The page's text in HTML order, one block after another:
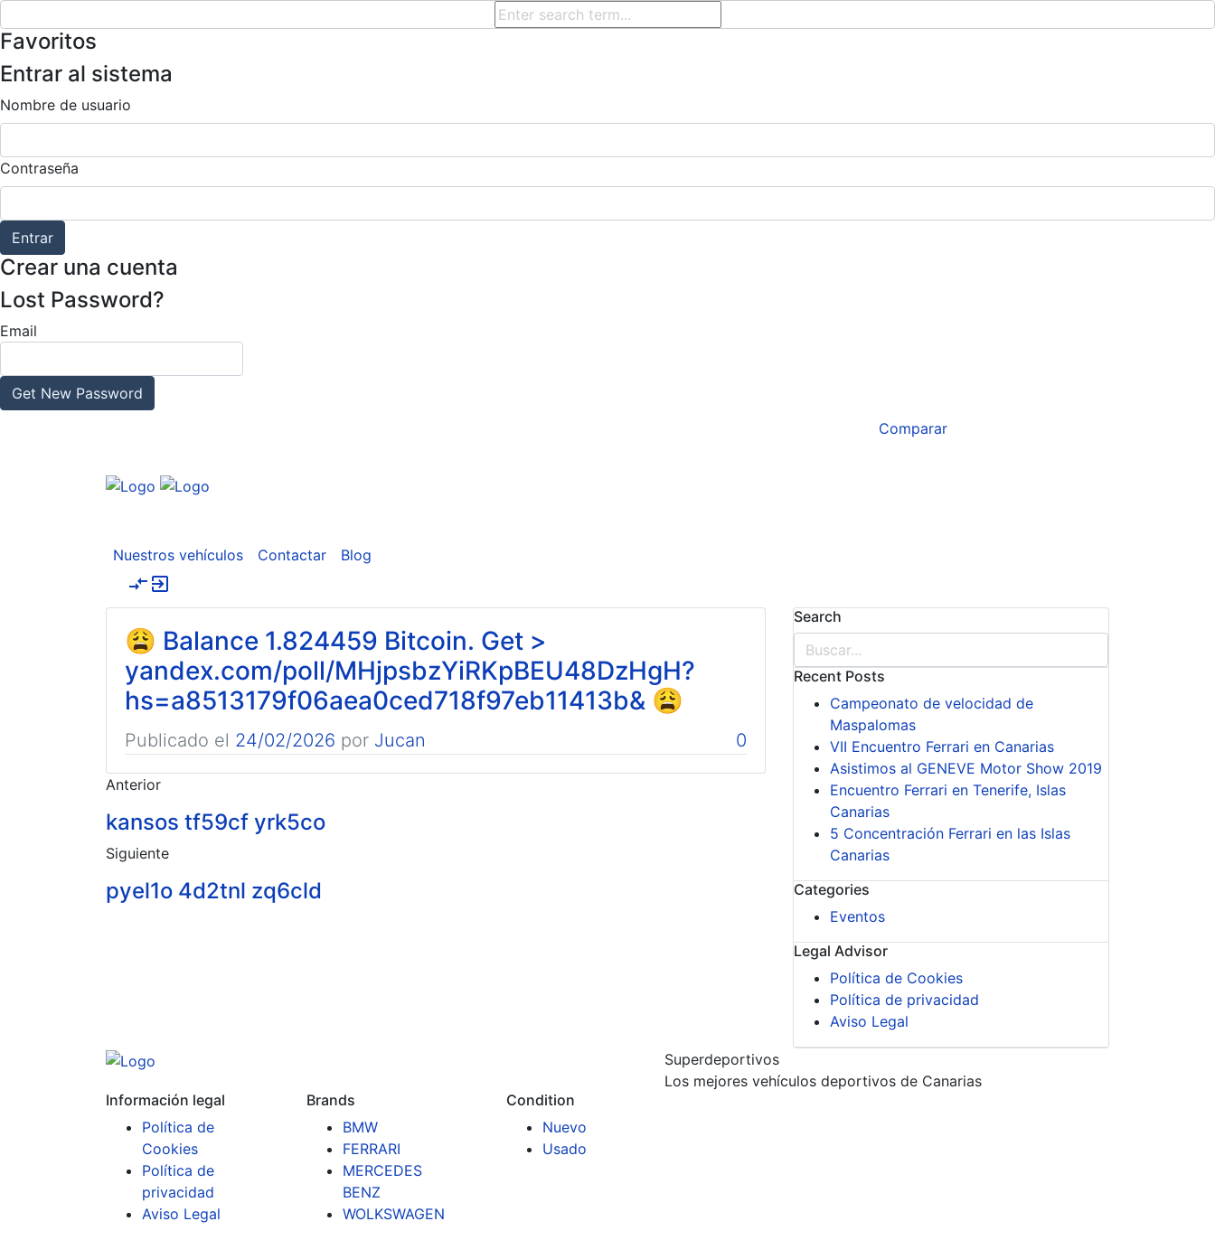
Favoritos
Entrar al sistema
Nombre de usuario
Contraseña
Entrar
Crear una cuenta
Lost Password?
Email
Get New Password
Comparar
Nuestros vehículos Contactar Blog
compare_arrows exit_to_app
😩 Balance 1.824459 Bitcoin. Get >
yandex.com/poll/MHjpsbzYiRKpBEU48DzHgH?
hs=a8513179f06aea0ced718f97eb11413b& 😩
Publicado el 24/02/2026 por Jucan 0
Anterior
kansos tf59cf yrk5co
Siguiente
pyel1o 4d2tnl zq6cld
Search
Recent Posts
Campeonato de velocidad de
Maspalomas
VII Encuentro Ferrari en Canarias
Asistimos al GENEVE Motor Show 2019
Encuentro Ferrari en Tenerife, Islas
Canarias
5 Concentración Ferrari en las Islas
Canarias
Categories
Eventos
Legal Advisor
Política de Cookies
Política de privacidad
Aviso Legal
Superdeportivos
Los mejores vehículos deportivos de Canarias
Información legal
Política de
Cookies
Política de
privacidad
Aviso Legal
Brands
BMW
FERRARI
MERCEDES
BENZ
WOLKSWAGEN
Condition
Nuevo
Usado